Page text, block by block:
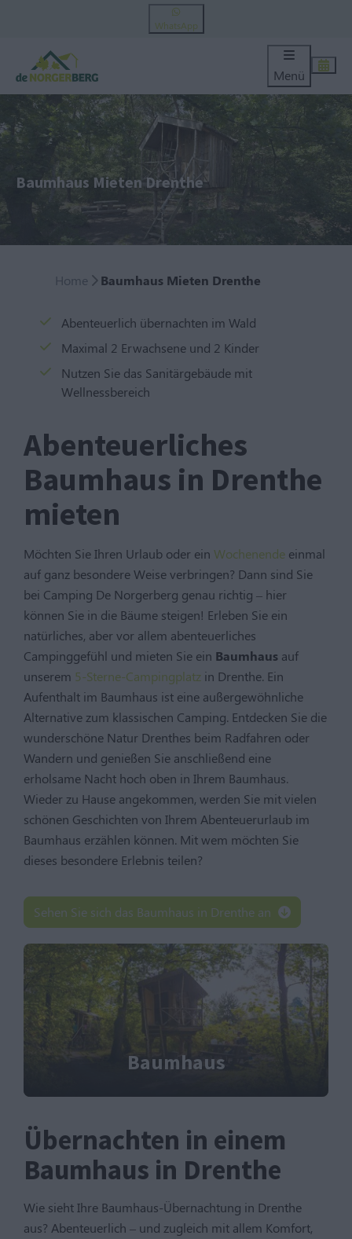
WhatsApp
Menü
Baumhaus Mieten Drenthe
Home Baumhaus Mieten Drenthe
Abenteuerlich übernachten im Wald
Maximal 2 Erwachsene und 2 Kinder
Nutzen Sie das Sanitärgebäude mit
Wellnessbereich
Abenteuerliches
Baumhaus in Drenthe
mieten
Möchten Sie Ihren Urlaub oder einWochenende einmal
auf ganz besondere Weise verbringen? Dann sind Sie
bei Camping De Norgerberg genau richtig – hier
können Sie in die Bäume steigen! Erleben Sie ein
natürliches, aber vor allem abenteuerliches
Campinggefühl und mieten Sie ein Baumhaus auf
unserem 5-Sterne-Campingplatz in Drenthe. Ein
Aufenthalt im Baumhaus ist eine außergewöhnliche
Alternative zum klassischen Camping. Entdecken Sie die
wunderschöne Natur Drenthes beim Radfahren oder
Wandern und genießen Sie anschließend eine
erholsame Nacht hoch oben in Ihrem Baumhaus.
Wieder zu Hause angekommen, werden Sie mit vielen
schönen Geschichten von Ihrem Abenteuerurlaub im
Baumhaus erzählen können. Mit wem möchten Sie
dieses besondere Erlebnis teilen?
Sehen Sie sich das Baumhaus in Drenthe an
Baumhaus
Übernachten in einem
Baumhaus in Drenthe
Wie sieht Ihre Baumhaus-Übernachtung in Drenthe
aus? Abenteuerlich – und zugleich mit allem Komfort,